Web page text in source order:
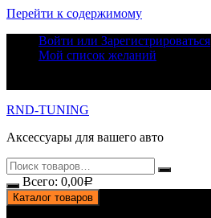
Перейти к содержимому
Войти или Зарегистрироваться
Мой список желаний
RND-TUNING
Аксессуары для вашего авто
Всего: 0,00Р
Каталог товаров